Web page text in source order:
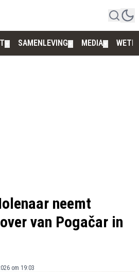
SAMENLEVING MEDIA
neemt
van Pogačar in
om 19:03